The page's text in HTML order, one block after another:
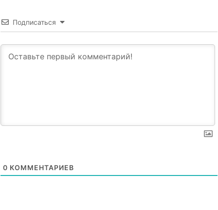
Подписаться
0 КОММЕНТАРИЕВ